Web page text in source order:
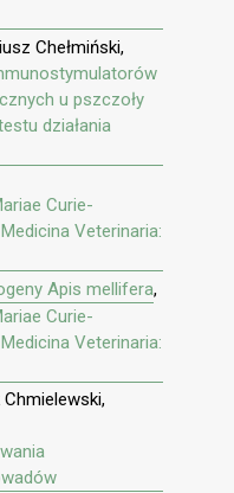
Chełmiński,
u pszczoły
działania
Curie-
Veterinaria:
Apis mellifera,
Curie-
Veterinaria: